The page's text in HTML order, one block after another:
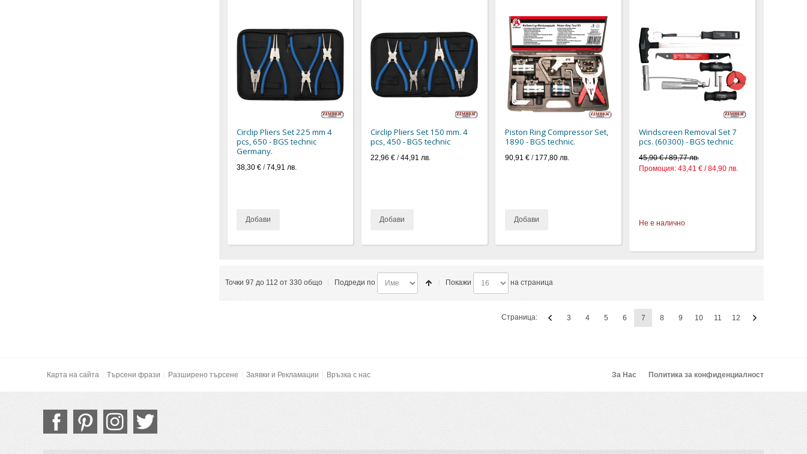
Circlip Pliers Set 225 mm 4
pcs, 650 - BGS technic
Germany.
38,30 € /74,91 лв.
Добави
Circlip Pliers Set 150 mm. 4
pcs, 450 - BGS technic
22,96 € /44,91 лв.
Добави
Piston Ring Compressor Set,
1890 - BGS technic.
90,91 €/ 177,80 лв.
Добави
Windscreen Removal Set 7
pcs. (60300) - BGS technic
45,90 € / 89,77 лв.
Промоция: 43,41 € / 84,90 лв.
Не е налично
Точки 97 до 112 от 330 общо Подреди по Покажи на страница
Страница: 3 4 5 6 7 8 9 10 11 12
Карта на сайта Търсени фрази Разширено търсене Заявки и Рекламации Връзка с нас За Нас Политика за конфиденциалност